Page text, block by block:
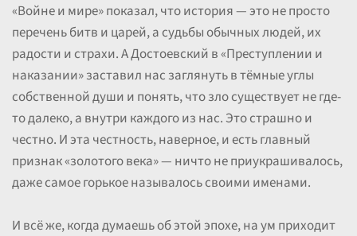
«Войне и мире» показал, что история — это не просто
перечень битв и царей, а судьбы обычных людей, их
радости и страхи. А Достоевский в «Преступлении и
наказании» заставил нас заглянуть в тёмные углы
собственной души и понять, что зло существует не где-
то далеко, а внутри каждого из нас. Это страшно и
честно. И эта честность, наверное, и есть главный
признак «золотого века» — ничто не приукрашивалось,
даже самое горькое называлось своими именами.
И всё же, когда думаешь об этой эпохе, на ум приходит